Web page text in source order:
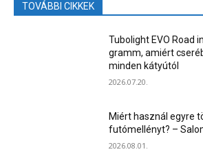
TOVÁBBI CIKKEK
Tubolight EVO Road
gramm, amiért
minden kátyútól
2026.07.20.
Miért használ egyre
futómellényt? –
2026.08.01.